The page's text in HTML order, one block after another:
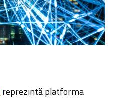
reprezintă platforma